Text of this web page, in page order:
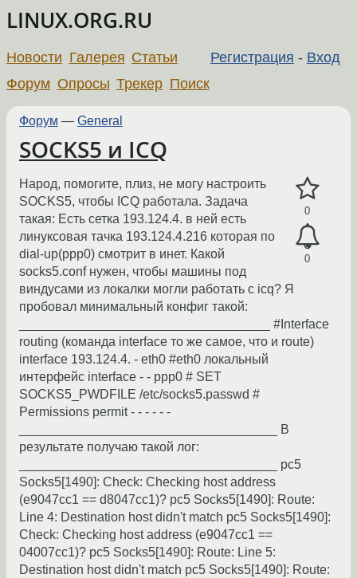
LINUX.ORG.RU
Регистрация - Вход
Новости Галерея Статьи
Форум Опросы Трекер Поиск
Форум — General
SOCKS5 и ICQ
0
0
Народ, помогите, плиз, не могу настроить
SOCKS5, чтобы ICQ работала. Задача
такая: Есть сетка 193.124.4. в ней есть
линуксовая тачка 193.124.4.216 которая по
dial-up(ppp0) смотрит в инет. Какой
socks5.conf нужен, чтобы машины под
виндусами из локалки могли работать с icq? Я
пробовал минимальный конфиг такой:
___________________________________ #Interface
routing (команда interface то же самое, что и route)
interface 193.124.4. - eth0 #eth0 локальный
интерфейс interface - - ppp0 # SET
SOCKS5_PWDFILE /etc/socks5.passwd #
Permissions permit - - - - - -
____________________________________ В
результате получаю такой лог:
____________________________________ pc5
Socks5[1490]: Check: Checking host address
(e9047cc1 == d8047cc1)? pc5 Socks5[1490]: Route:
Line 4: Destination host didn't match pc5 Socks5[1490]:
Check: Checking host address (e9047cc1 ==
04007cc1)? pc5 Socks5[1490]: Route: Line 5:
Destination host didn't match pc5 Socks5[1490]: Route: